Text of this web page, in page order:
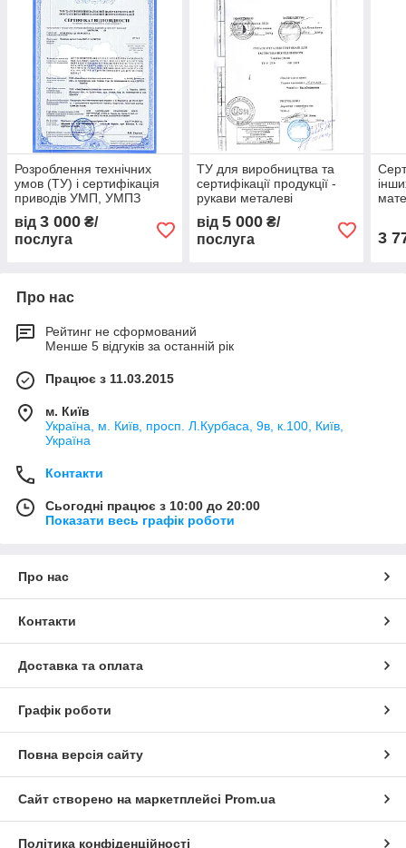
Розроблення технічних
умов (ТУ) і сертифікація
приводів УМП, УМПЗ
від 3 000 ₴/
послуга
ТУ для виробництва та
сертифікації продукції -
рукави металеві
гофровані для
застосування під тиском
від 5 000₴/
послуга
3
Про нас
Рейтинг не сформований
Менше 5 відгуків за останній рік
Працює з 11.03.2015
м. Київ
Україна, м. Київ, просп. Л.Курбаса, 9в, к.100, Київ,
Україна
Контакти
Сьогодні працює з 10:00 до 20:00
Показати весь графік роботи
Про нас
Контакти
Доставка та оплата
Графік роботи
Повна версія сайту
Сайт створено на маркетплейсі Prom.ua
Політика конфіденційності